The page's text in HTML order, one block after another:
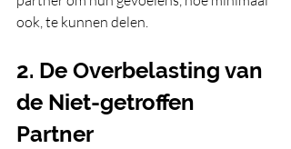
ook, te kunnen delen.
2. De Overbelasting van
de Niet-getroffen
Partner